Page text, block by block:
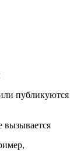
публикуются
вызывается